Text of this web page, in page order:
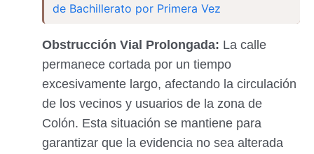
de Bachillerato por Primera Vez
Obstrucción Vial Prolongada: La calle
permanece cortada por un tiempo
excesivamente largo, afectando la circulación
de los vecinos y usuarios de la zona de
Colón. Esta situación se mantiene para
garantizar que la evidencia no sea alterada